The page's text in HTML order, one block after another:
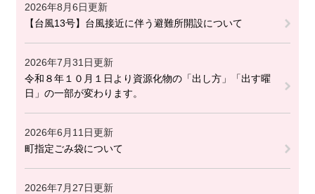
2026年8月6日更新
【台風13号】台風接近に伴う避難所開設について
2026年7月31日更新
令和８年１０月１日より資源化物の「出し方」「出す曜
日」の一部が変わります。
2026年6月11日更新
町指定ごみ袋について
2026年7月27日更新